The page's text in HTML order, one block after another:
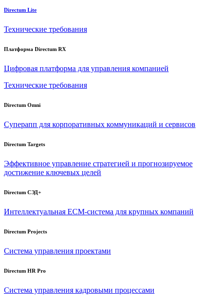
Directum Lite
Технические требования
Платформа Directum RX
Цифровая платформа для управления компанией
Технические требования
Directum Omni
Суперапп для корпоративных коммуникаций и сервисов
Directum Targets
Эффективное управление стратегией и прогнозируемое
достижение ключевых целей
Directum СЭД+
Интеллектуальная ECM-система для крупных компаний
Directum Projects
Система управления проектами
Directum HR Pro
Система управления кадровыми процессами